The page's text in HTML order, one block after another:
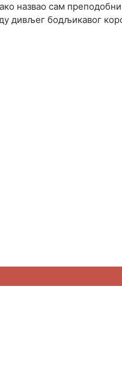
назвао сам преподобни
дивљег бодљикавог